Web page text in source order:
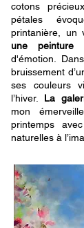
cotons
pétales
printanière, un
une peinture
d'émotion.
bruissement
ses couleurs
l’hiver. La
mon
printemps
naturelles à